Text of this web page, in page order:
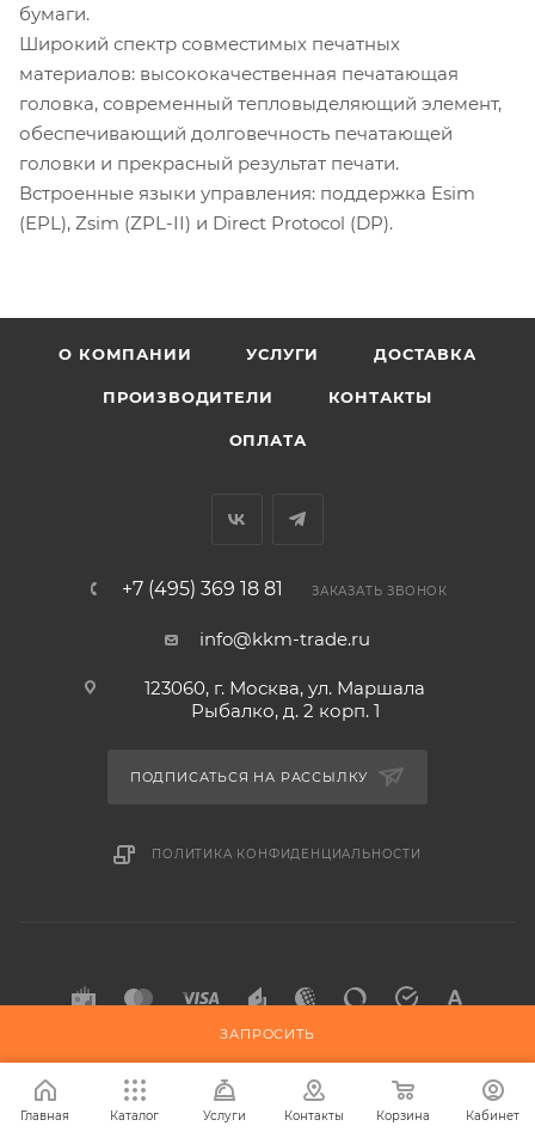
ЗАПРОСИТЬ
бумаги.
Широкий спектр совместимых печатных
материалов: высококачественная печатающая
головка, современный тепловыделяющий элемент,
обеспечивающий долговечность печатающей
головки и прекрасный результат печати.
Встроенные языки управления: поддержка Esim
(EPL), Zsim (ZPL-II) и Direct Protocol (DP).
О КОМПАНИИ УСЛУГИ ДОСТАВКА
ПРОИЗВОДИТЕЛИ КОНТАКТЫ
ОПЛАТА
+7 (495) 369 18 81 ЗАКАЗАТЬ ЗВОНОК
info@kkm-trade.ru
123060, г. Москва, ул. Маршала
Рыбалко, д. 2 корп. 1
ПОДПИСАТЬСЯ НА РАССЫЛКУ
ПОЛИТИКА КОНФИДЕНЦИАЛЬНОСТИ
2015-2026 © KKM-TRADE
Главная Каталог Услуги Контакты Корзина Кабинет